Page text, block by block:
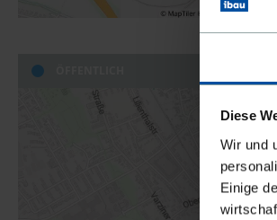
Diese
Wir und
Einige